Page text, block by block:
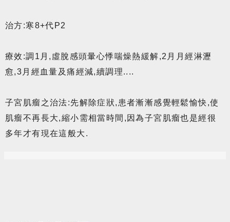
治方:寒8+代P2
療效:調1月,虛脫感頭暈心悸喘燥熱緩解,2月月經淋瀝
愈,3月經血量及痛經減,續調理....
子宮肌瘤之治法:先解除症狀,患者漸漸感覺輕鬆愉快,使
肌瘤不再長大,縮小需相當時間,因為子宮肌瘤也是經很
多年才有現在這般大.